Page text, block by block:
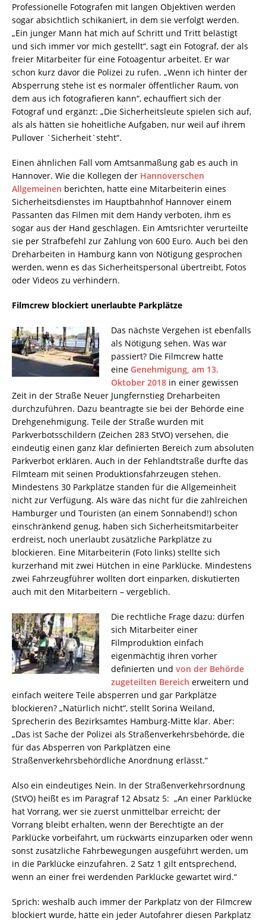
Professionelle Fotografen mit langen Objektiven werden
sogar absichtlich schikaniert, in dem sie verfolgt werden.
„Ein junger Mann hat mich auf Schritt und Tritt belästigt
und sich immer vor mich gestellt“, sagt ein Fotograf, der als
freier Mitarbeiter für eine Fotoagentur arbeitet. Er war
schon kurz davor die Polizei zu rufen. „Wenn ich hinter der
Absperrung stehe ist es normaler öffentlicher Raum, von
dem aus ich fotografieren kann“, echauffiert sich der
Fotograf und ergänzt: „Die Sicherheitsleute spielen sich auf,
als als hätten sie hoheitliche Aufgaben, nur weil auf ihrem
Pullover `Sicherheit`steht“.
Einen ähnlichen Fall vom Amtsanmaßung gab es auch in
Hannover. Wie die Kollegen der Hannoverschen
Allgemeinen berichten, hatte eine Mitarbeiterin eines
Sicherheitsdienstes im Hauptbahnhof Hannover einem
Passanten das Filmen mit dem Handy verboten, ihm es
sogar aus der Hand geschlagen. Ein Amtsrichter verurteilte
sie per Strafbefehl zur Zahlung von 600 Euro. Auch bei den
Dreharbeiten in Hamburg kann von Nötigung gesprochen
werden, wenn es das Sicherheitspersonal übertreibt, Fotos
oder Videos zu verhindern.
Filmcrew blockiert unerlaubte Parkplätze
Das nächste Vergehen ist ebenfalls
als Nötigung sehen. Was war
passiert? Die Filmcrew hatte
eine Genehmigung, am 13.
Oktober 2018 in einer gewissen
Zeit in der Straße Neuer Jungfernstieg Dreharbeiten
durchzuführen. Dazu beantragte sie bei der Behörde eine
Drehgenehmigung. Teile der Straße wurden mit
Parkverbotsschildern (Zeichen 283 StVO) versehen, die
eindeutig einen ganz klar definierten Bereich zum absoluten
Parkverbot erklären. Auch in der Fehlandtstraße durfte das
Filmteam mit seinen Produktionsfahrzeugen stehen.
Mindestens 30 Parkplätze standen für die Allgemeinheit
nicht zur Verfügung. Als wäre das nicht für die zahlreichen
Hamburger und Touristen (an einem Sonnabend!) schon
einschränkend genug, haben sich Sicherheitsmitarbeiter
erdreist, noch unerlaubt zusätzliche Parkplätze zu
blockieren. Eine Mitarbeiterin (Foto links) stellte sich
kurzerhand mit zwei Hütchen in eine Parklücke. Mindestens
zwei Fahrzeugführer wollten dort einparken, diskutierten
auch mit den Mitarbeitern – vergeblich.
Die rechtliche Frage dazu: dürfen
sich Mitarbeiter einer
Filmproduktion einfach
eigenmächtig ihren vorher
definierten und von der Behörde
zugeteilten Bereich erweitern und
einfach weitere Teile absperren und gar Parkplätze
blockieren? „Natürlich nicht“, stellt Sorina Weiland,
Sprecherin des Bezirksamtes Hamburg-Mitte klar. Aber:
„Das ist Sache der Polizei als Straßenverkehrsbehörde, die
für das Absperren von Parkplätzen eine
Straßenverkehrsbehördliche Anordnung erlässt.“
Also ein eindeutiges Nein. In der Straßenverkehrsordnung
(StVO) heißt es im Paragraf 12 Absatz 5: „An einer Parklücke
hat Vorrang, wer sie zuerst unmittelbar erreicht; der
Vorrang bleibt erhalten, wenn der Berechtigte an der
Parklücke vorbeifährt, um rückwärts einzuparken oder wenn
sonst zusätzliche Fahrbewegungen ausgeführt werden, um
in die Parklücke einzufahren. 2 Satz 1 gilt entsprechend,
wenn an einer frei werdenden Parklücke gewartet wird.“
Sprich: weshalb auch immer der Parkplatz von der Filmcrew
blockiert wurde, hätte ein jeder Autofahrer diesen Parkplatz